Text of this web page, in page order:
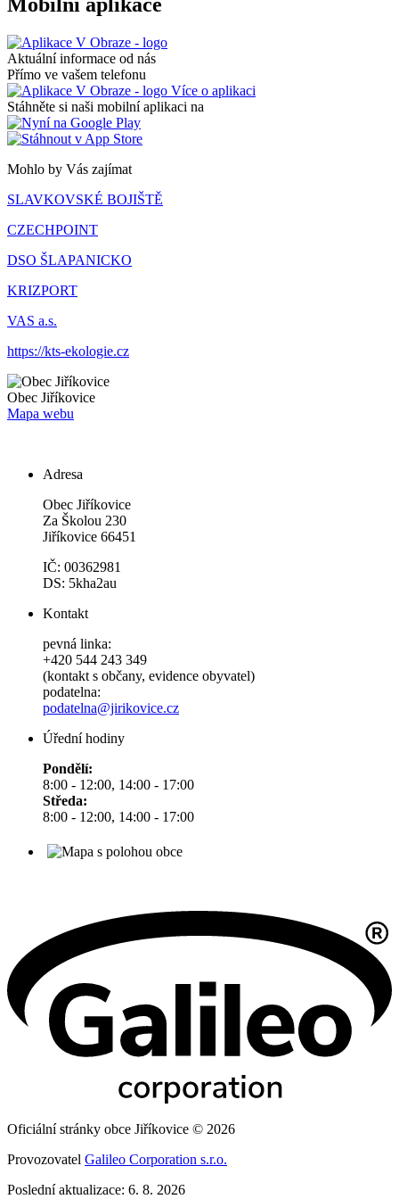
Aktuální informace od nás
Přímo ve vašem telefonu
Více o aplikaci
Stáhněte si naši mobilní aplikaci na
Mohlo by Vás zajímat
SLAVKOVSKÉ BOJIŠTĚ
CZECHPOINT
DSO ŠLAPANICKO
KRIZPORT
VAS a.s.
https://kts-ekologie.cz
Obec Jiříkovice
Mapa webu
Adresa
Obec Jiříkovice
Za Školou 230
Jiříkovice 66451
IČ: 00362981
DS: 5kha2au
Kontakt
pevná linka:
+420 544 243 349
(kontakt s občany, evidence obyvatel)
podatelna:
podatelna@jirikovice.cz
Úřední hodiny
Pondělí:
8:00 - 12:00, 14:00 - 17:00
Středa:
8:00 - 12:00, 14:00 - 17:00
Oficiální stránky obce Jiříkovice © 2026
Provozovatel Galileo Corporation s.r.o.
Poslední aktualizace: 6. 8. 2026